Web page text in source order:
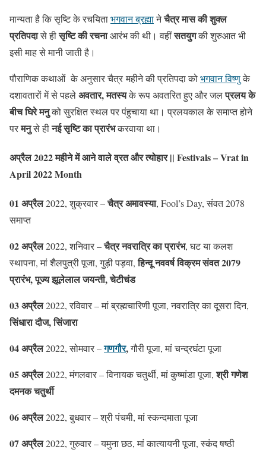
मान्यता है कि सृष्टि के रचयिताभगवान ब्रह्मानेचैत्र मास की शुक्ल
प्रतिपदासे हीसृष्टि की रचनाआरंभ की थी। वहींसतयुगकी शुरुआत भी
इसी माह से मानी जाती है।
पौराणिक कथाओं के अनुसार चैत्र महीने की प्रतिपदा कोभगवान विष्णुके
दशावतारों में से पहलेअवतार, मतस्यके रूप अवतरित हुए और जलप्रलय के
बीच घिरे मनुको सुरक्षित स्थल पर पंहुचाया था। प्रलयकाल के समाप्त होने
परमनुसे हीनई सृष्टि का प्रारंभकरवाया था।
अप्रैल 2022 महीने में आने वाले व्रत और त्योहार || Festivals – Vrat in
April 2022 Month
01 अप्रैल2022, शुक्रवार –चैत्र अमावस्या, Fool’s Day, संवत 2078
समाप्त
02 अप्रैल2022, शनिवार –चैत्र नवरात्रि का प्रारंभ, घट या कलश
स्थापना, मां शैलपुत्री पूजा, गुड़ी पड़वा,हिन्दू नववर्ष विक्रम संवत 2079
प्रारंभ, पूज्य झूलेलाल जयन्ती, चेटीचंड
03 अप्रैल2022, रविवार – मां ब्रह्मचारिणी पूजा, नवरात्रि का दूसरा दिन,
सिंधारा दौज, सिंजारा
04 अप्रैल2022, सोमवार –गणगौर,गौरी पूजा, मां चन्द्रघंटा पूजा
05 अप्रैल2022, मंगलवार – विनायक चतुर्थी, मां कुष्मांडा पूजा,श्री गणेश
दमनक चतुर्थी
06 अप्रैल2022, बुधवार – श्री पंचमी, मां स्कन्दमाता पूजा
07 अप्रैल2022, गुरुवार – यमुना छठ, मां कात्यायनी पूजा, स्कंद षष्ठी